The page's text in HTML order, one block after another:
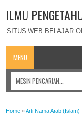
ILMU
SITUS WEB BELAJAR
MENU
Home »Arti Nama Arab (Islam)